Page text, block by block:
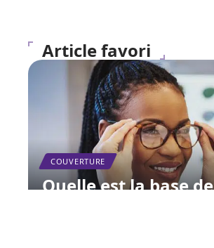
Article favori
COUVERTURE
Quelle est la base de